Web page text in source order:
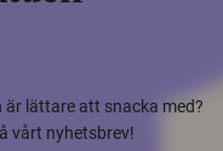
lättare att snacka med?
vårt nyhetsbrev!